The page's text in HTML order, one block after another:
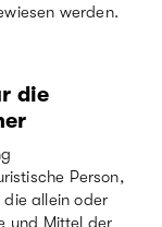
werden.
die
Person,
die allein oder
und Mittel der